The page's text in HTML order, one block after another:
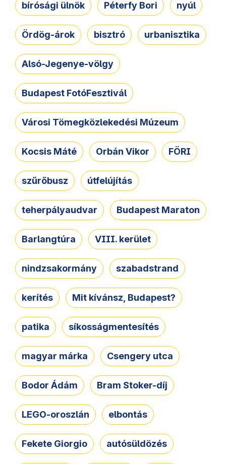
bírósági ülnök Péterfy Bori nyúl
Ördög-árok bisztró urbanisztika
Alsó-Jegenye-völgy
Budapest FotóFesztivál
Városi Tömegközlekedési Múzeum
Kocsis Máté Orbán Vikor FÖRI
szűrőbusz útfelújítás
teherpályaudvar Budapest Maraton
Barlangtúra VIII. kerület
nindzsakormány szabadstrand
kerítés Mit kívánsz, Budapest?
patika síkosságmentesítés
magyar márka Csengery utca
Bodor Ádám Bram Stoker-díj
LEGO-oroszlán elbontás
Fekete Giorgio autósüldözés